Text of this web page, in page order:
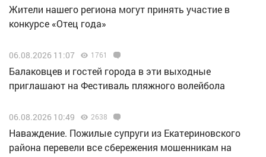
Жители нашего региона могут принять участие в
конкурсе «Отец года»
06.08.2026 11:07 1761
Балаковцев и гостей города в эти выходные
приглашают на Фестиваль пляжного волейбола
06.08.2026 10:49 2638
Наваждение. Пожилые супруги из Екатериновского
района перевели все сбережения мошенникам на